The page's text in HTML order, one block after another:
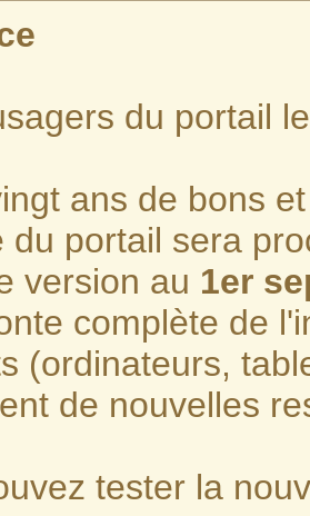
du portail
ans de bons
du portail sera
version au 1er
complète de
(ordinateurs,
de nouvelles
tester la